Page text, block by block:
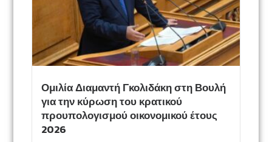
Ομιλία Διαμαντή Γκολιδάκη στη Βουλή
για την κύρωση του κρατικού
προυπολογισμού οικονομικού έτους
2026